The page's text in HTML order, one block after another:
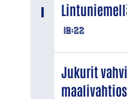
18:22
Jukurit